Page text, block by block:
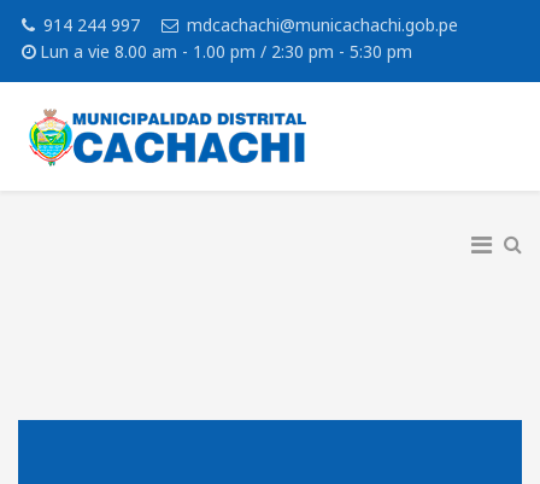
914 244 997
mdcachachi@municachachi.gob.pe
Lun a vie 8.00 am - 1.00 pm / 2:30 pm - 5:30 pm